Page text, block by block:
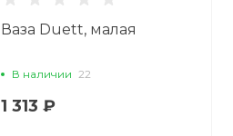
Ваза Duett, малая
В наличии 22
1 313 ₽